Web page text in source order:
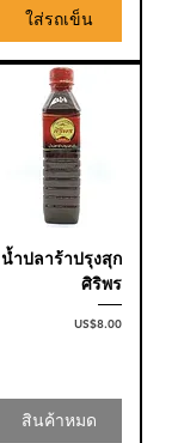
ใส่รถเข็น
น้ำปลาร้าปรุงสุก
ศิริพร
ราคา
US$8.00
สินค้าหมด